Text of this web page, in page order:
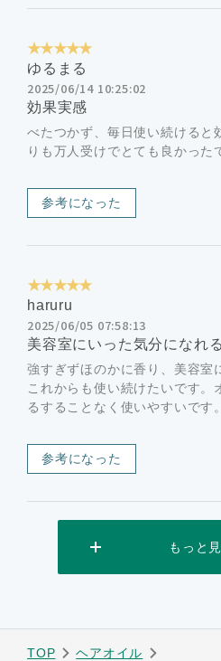
★★★★★
ゆるまる
2025/06/14 10:25:02
効果実感
べたつかず、毎日使い続けると
りも万人受けでとても良かった
参考になった
★★★★★
haruru
2025/06/05 07:58:13
美容室にいった気分になれる
強すぎずほのかに香り、美容室
これからも使い続けたいです。
るすることなく使いやすいです。
参考になった
もっと
TOP
ヘアオイル